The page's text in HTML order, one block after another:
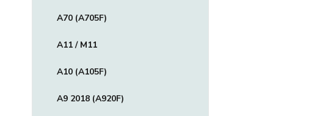
A70 (A705F)
A11 / M11
A10 (A105F)
A9 2018 (A920F)